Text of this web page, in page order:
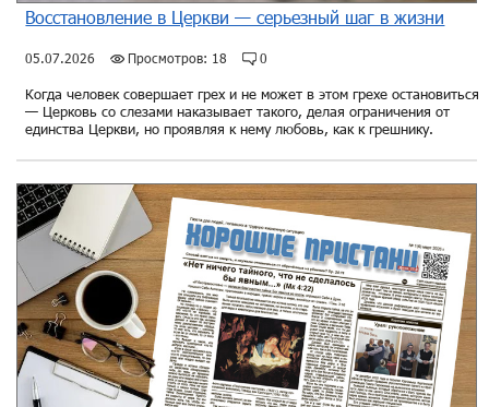
Восстановление в Церкви — серьезный шаг в жизни
05.07.2026 Просмотров: 18 0
Когда человек совершает грех и не может в этом грехе остановиться
— Церковь со слезами наказывает такого, делая ограничения от
единства Церкви, но проявляя к нему любовь, как к грешнику.